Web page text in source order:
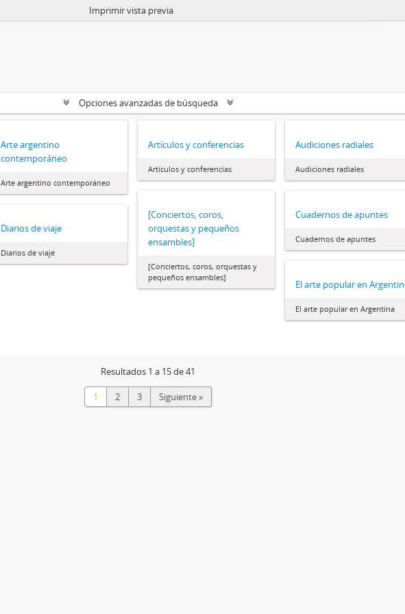
Imprimir vista previa
Opciones avanzadas de búsqueda
Arte argentino
contemporáneo
Arte argentino contemporáneo
Artículos y conferencias
Artículos y conferencias
Audiciones radiales
Audiciones radiales
[Conciertos, coros,
orquestas y pequeños
ensambles]
[Conciertos, coros, orquestas y
pequeños ensambles]
Cuadernos de apuntes
Cuadernos de apuntes
Diarios de viaje
Diarios de viaje
El arte popular en
El arte popular en Argentina
Resultados 1 a 15 de 41
1 2 3 Siguiente »